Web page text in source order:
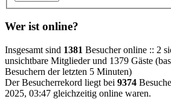
Wer ist online?
Insgesamt sind 1381 Besucher online :: 2
unsichtbare Mitglieder und 1379 Gäste
Besuchern der letzten 5 Minuten)
Der Besucherrekord liegt bei 9374
2025, 03:47 gleichzeitig online waren.